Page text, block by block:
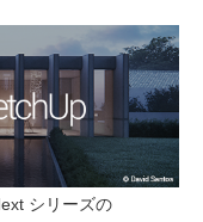
シリーズの